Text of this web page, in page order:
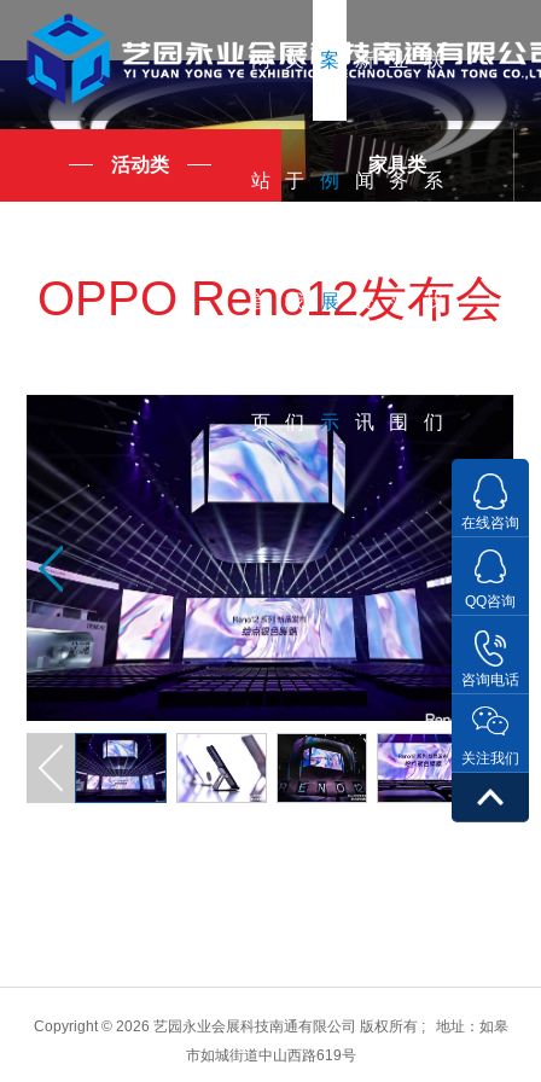
网
站
首
页
关
于
我
们
案
例
展
示
新
闻
资
讯
业
务
范
围
联
系
我
们
活动类 家具类
OPPO Reno12发布会
Copyright © 2026 艺园永业会展科技南通有限公司 版权所有 ; 地址：如皋
市如城街道中山西路619号
在线咨询
QQ咨询
咨询电话
关注我们